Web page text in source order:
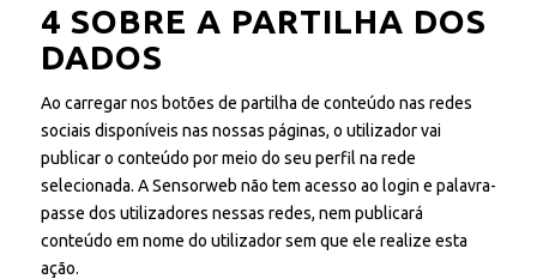
4 SOBRE A PARTILHA DOS
DADOS
Ao carregar nos botões de partilha de conteúdo nas redes
sociais disponíveis nas nossas páginas, o utilizador vai
publicar o conteúdo por meio do seu perfil na rede
selecionada. A Sensorweb não tem acesso ao login e palavra-
passe dos utilizadores nessas redes, nem publicará
conteúdo em nome do utilizador sem que ele realize esta
ação.